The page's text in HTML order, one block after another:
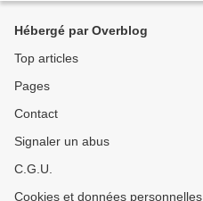
Hébergé par Overblog
Top articles
Pages
Contact
Signaler un abus
C.G.U.
Cookies et données personnelles